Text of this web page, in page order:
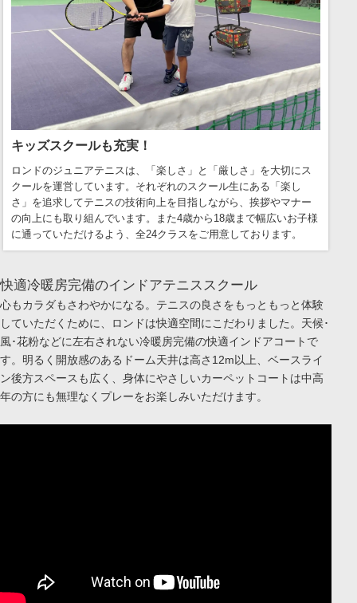
キッズスクールも充実！
ロンドのジュニアテニスは、「楽しさ」と「厳しさ」を大切にス
クールを運営しています。それぞれのスクール生にある「楽し
さ」を追求してテニスの技術向上を目指しながら、挨拶やマナー
の向上にも取り組んでいます。また4歳から18歳まで幅広いお子様
に通っていただけるよう、全24クラスをご用意しております。
快適冷暖房完備のインドアテニススクール
心もカラダもさわやかになる。テニスの良さをもっともっと体験
していただくために、ロンドは快適空間にこだわりました。天候･
風･花粉などに左右されない冷暖房完備の快適インドアコートで
す。明るく開放感のあるドーム天井は高さ12m以上、ベースライ
ン後方スペースも広く、身体にやさしいカーペットコートは中高
年の方にも無理なくプレーをお楽しみいただけます。